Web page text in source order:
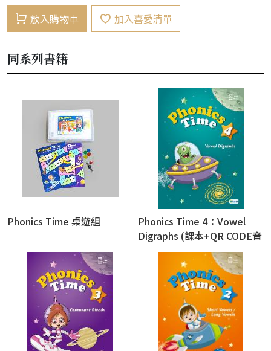
放入購物車 加入喜愛清單
同系列書籍
Phonics Time 桌遊組
Phonics Time 4：Vowel
Digraphs (課本+QR CODE音
檔+線上教學資源)